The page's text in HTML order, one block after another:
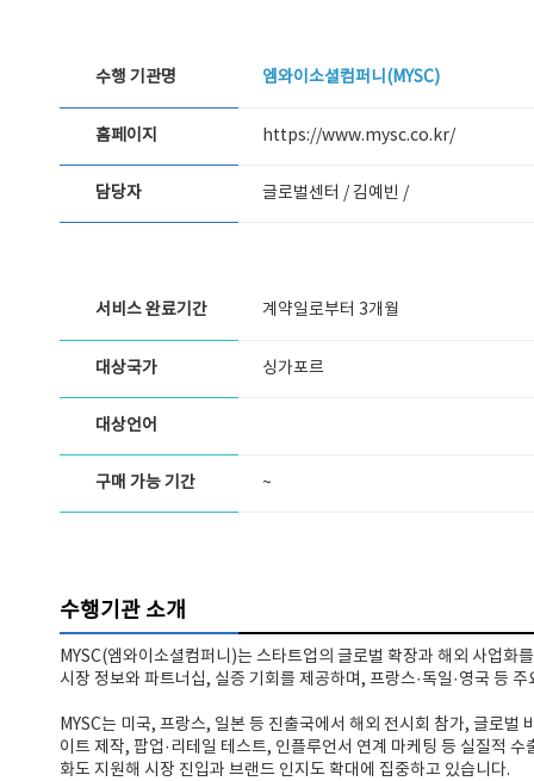
수행 기관명 엠와이소셜컴퍼니(MYSC)
홈페이지 https://www.mysc.co.kr/
담당자 글로벌센터 / 김예빈 /
서비스 완료기간 계약일로부터 3개월
대상국가 싱가포르
대상언어
구매 가능 기간 ~
수행기관 소개
MYSC(엠와이소셜컴퍼니)는 스타트업의 글로벌 확장과 해외 사업화
시장 정보와 파트너십, 실증 기회를 제공하며, 프랑스·독일·영국 등
MYSC는 미국, 프랑스, 일본 등 진출국에서 해외 전시회 참가, 글로
이트 제작, 팝업·리테일 테스트, 인플루언서 연계 마케팅 등 실질적
화도 지원해 시장 진입과 브랜드 인지도 확대에 집중하고 있습니다.